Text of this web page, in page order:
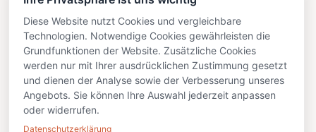
Diese Website nutzt Cookies und vergleichbare
Technologien. Notwendige Cookies gewährleisten die
Grundfunktionen der Website. Zusätzliche Cookies
werden nur mit Ihrer ausdrücklichen Zustimmung gesetzt
und dienen der Analyse sowie der Verbesserung unseres
Angebots. Sie können Ihre Auswahl jederzeit anpassen
oder widerrufen.
Datenschutzerklärung